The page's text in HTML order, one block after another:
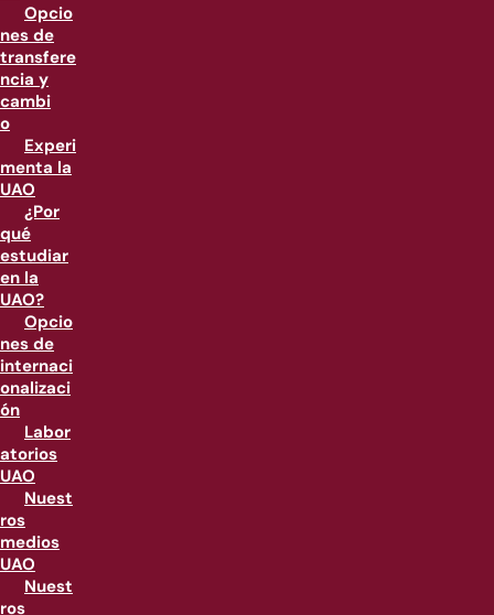
Opcio
nes de
transfere
ncia y
cambi
o
Experi
menta la
UAO
¿Por
qué
estudiar
en la
UAO?
Opcio
nes de
internaci
onalizaci
ón
Labor
atorios
UAO
Nuest
ros
medios
UAO
Nuest
ros